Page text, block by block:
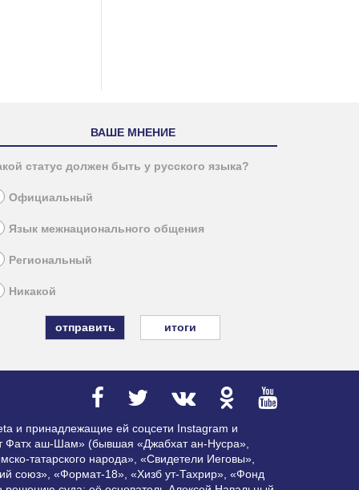
ВАШЕ МНЕНИЕ
статус должен быть у русского языка?
Официальный
Язык межнационального общения
Региональный
Никакой
итоги
и принадлежащие ей соцсети Instagram и
Фатх аш-Шам» (бывшая «Джабхат ан-Нусра»,
татарского народа», «Свидетели Иеговы»,
союз», «Формат-18», «Хизб ут-Тахрир», «Фонд